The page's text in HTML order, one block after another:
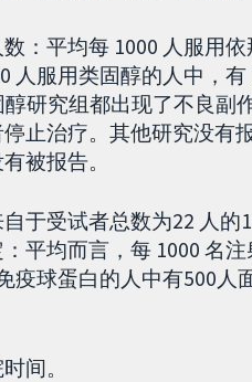
：平均每 1000 人服用
服用类固醇的人中，有
研究组都出现了不良副
止治疗。其他研究没有
被报告。
于受试者总数为22 人
平均而言，每 1000 名
疫球蛋白的人中有500人
间。